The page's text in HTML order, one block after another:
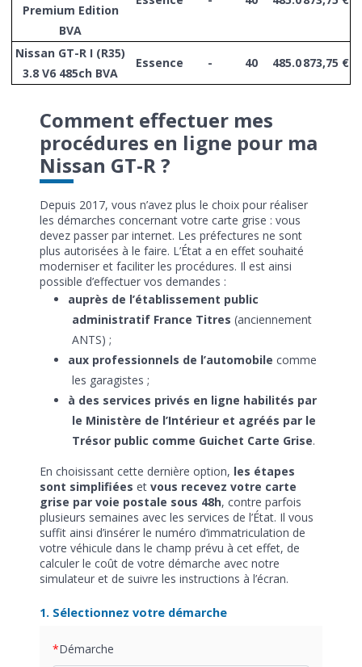
Premium Edition
BVA
Nissan GT-R I (R35)
3.8 V6 485ch BVA
Essence - 40 485.0873,75 €
Comment effectuer mes
procédures en ligne pour ma
Nissan GT-R ?
Depuis 2017, vous n’avez plus le choix pour réaliser
les démarches concernant votre carte grise : vous
devez passer par internet. Les préfectures ne sont
plus autorisées à le faire. L’État a en effet souhaité
moderniser et faciliter les procédures. Il est ainsi
possible d’effectuer vos demandes :
auprès de l’établissement public
administratif France Titres (anciennement
ANTS) ;
aux professionnels de l’automobile comme
les garagistes ;
à des services privés en ligne habilités par
le Ministère de l’Intérieur et agréés par le
Trésor public comme Guichet Carte Grise.
En choisissant cette dernière option, les étapes
sont simplifiées et vous recevez votre carte
grise par voie postale sous 48h, contre parfois
plusieurs semaines avec les services de l’État. Il vous
suffit ainsi d’insérer le numéro d’immatriculation de
votre véhicule dans le champ prévu à cet effet, de
calculer le coût de votre démarche avec notre
simulateur et de suivre les instructions à l’écran.
1. Sélectionnez votre démarche
Démarche